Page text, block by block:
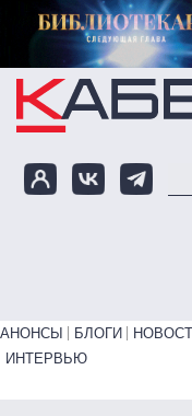
Перейти к
Primary links bottom
АНОНСЫ БЛОГИ
ИНТЕРВЬЮ